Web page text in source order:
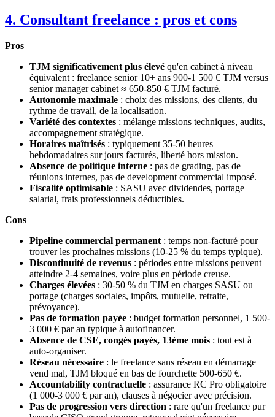
4. Consultant freelance : pros et cons
Pros
TJM significativement plus élevé qu'en cabinet à niveau
équivalent : freelance senior 10+ ans 900-1 500 € TJM versus
senior manager cabinet ≈ 650-850 € TJM facturé.
Autonomie maximale : choix des missions, des clients, du
rythme de travail, de la localisation.
Variété des contextes : mélange missions techniques, audits,
accompagnement stratégique.
Horaires maîtrisés : typiquement 35-50 heures
hebdomadaires sur jours facturés, liberté hors mission.
Absence de politique interne : pas de grading, pas de
réunions internes, pas de development commercial imposé.
Fiscalité optimisable : SASU avec dividendes, portage
salarial, frais professionnels déductibles.
Cons
Pipeline commercial permanent : temps non-facturé pour
trouver les prochaines missions (10-25 % du temps typique).
Discontinuité de revenus : périodes entre missions peuvent
atteindre 2-4 semaines, voire plus en période creuse.
Charges élevées : 30-50 % du TJM en charges SASU ou
portage (charges sociales, impôts, mutuelle, retraite,
prévoyance).
Pas de formation payée : budget formation personnel, 1 500-
3 000 € par an typique à autofinancer.
Absence de CSE, congés payés, 13ème mois : tout est à
auto-organiser.
Réseau nécessaire : le freelance sans réseau en démarrage
vend mal, TJM bloqué en bas de fourchette 500-650 €.
Accountability contractuelle : assurance RC Pro obligatoire
(1 000-3 000 € par an), clauses à négocier avec précision.
Pas de progression vers direction : rare qu'un freelance pur